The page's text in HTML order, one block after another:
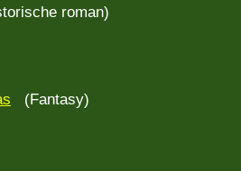
roman)
(Fantasy)